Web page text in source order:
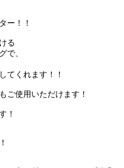
ー！！
る
で、
てくれます！！
ご使用いただけます！
！